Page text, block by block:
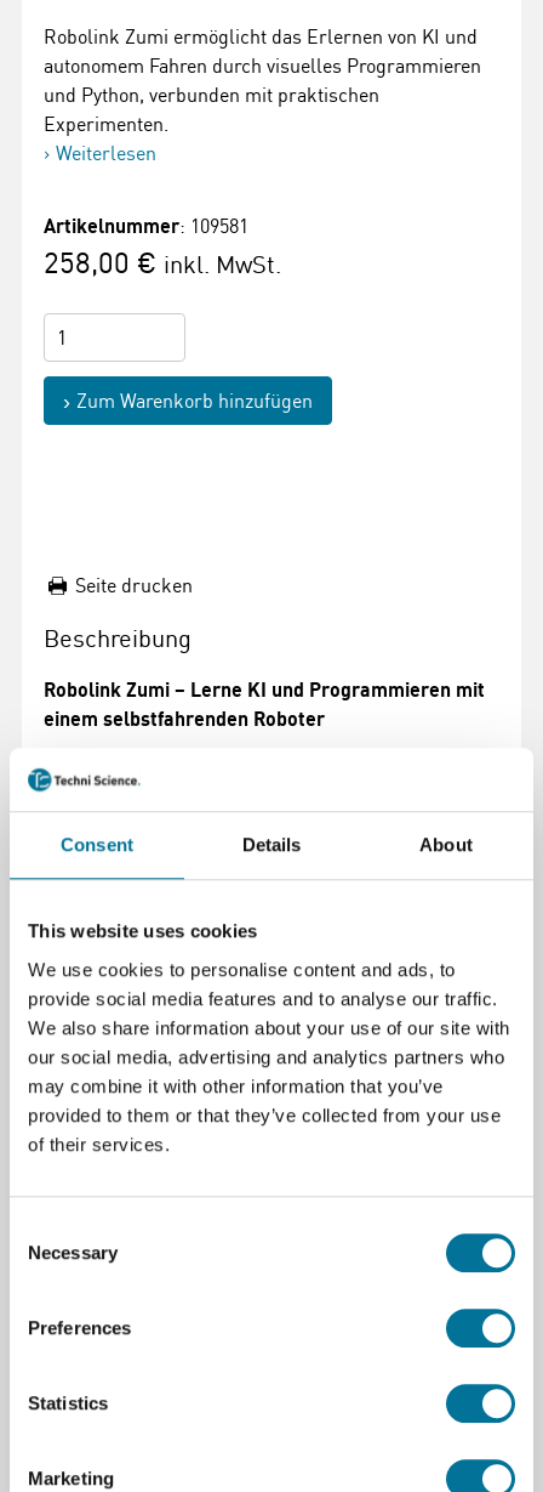
Consent Details About
This website uses cookies
We use cookies to personalise content and ads, to
provide social media features and to analyse our traffic.
We also share information about your use of our site with
our social media, advertising and analytics partners who
may combine it with other information that you’ve
provided to them or that they’ve collected from your use
of their services.
Selection
Necessary
Preferences
Statistics
Marketing
Robolink Zumi ermöglicht das Erlernen von KI und
autonomem Fahren durch visuelles Programmieren
und Python, verbunden mit praktischen
Experimenten.
Weiterlesen
Artikelnummer: 109581
258,00 € inkl. MwSt.
Zum Warenkorb hinzufügen
Seite drucken
Beschreibung
Robolink Zumi – Lerne KI und Programmieren mit
einem selbstfahrenden Roboter
Bringen Sie die Zukunft der Technologie ins
Klassenzimmer! Der Robolink Zumi ist ein
Schülerinnen und Schüler auf spielerische und
zugängliche Weise mit Künstlicher Intelligenz (KI),
macht. Entwickelt für den MINT-Unterricht, bietet
Zumi eine interaktive Lernerfahrung, die sowohl
grundlegende als auch fortgeschrittene
Programmierfähigkeiten fördert.
Warum Zumi im Unterricht?
Praxisnahes Lernen mit KI und selbstfahrender
Modell und sehen sofort die Ergebnisse.
Nutzen Sie Blockly für visuelles Programmieren (für
Mathematik, Technik und Informatik in einem
Fördert problemlösendes Denken – Schülerinnen und